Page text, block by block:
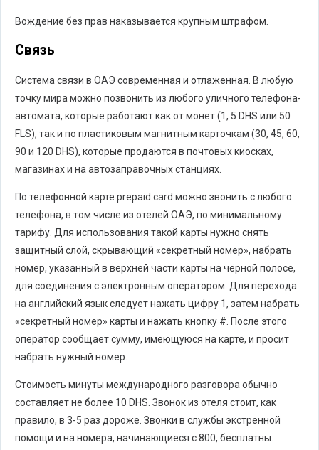
Вождение без прав наказывается крупным штрафом.
Связь
Система связи в ОАЭ современная и отлаженная. В любую
точку мира можно позвонить из любого уличного телефона-
автомата, которые работают как от монет (1, 5 DHS или 50
FLS), так и по пластиковым магнитным карточкам (30, 45, 60,
90 и 120 DHS), которые продаются в почтовых киосках,
магазинах и на автозаправочных станциях.
По телефонной карте prepaid card можно звонить с любого
телефона, в том числе из отелей ОАЭ, по минимальному
тарифу. Для использования такой карты нужно снять
защитный слой, скрывающий «секретный номер», набрать
номер, указанный в верхней части карты на чёрной полосе,
для соединения с электронным оператором. Для перехода
на английский язык следует нажать цифру 1, затем набрать
«секретный номер» карты и нажать кнопку #. После этого
оператор сообщает сумму, имеющуюся на карте, и просит
набрать нужный номер.
Стоимость минуты международного разговора обычно
составляет не более 10 DHS. Звонок из отеля стоит, как
правило, в 3-5 раз дороже. Звонки в службы экстренной
помощи и на номера, начинающиеся с 800, бесплатны.